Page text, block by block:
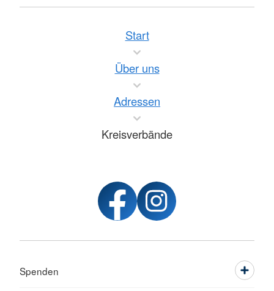
Start
Über uns
Adressen
Kreisverbände
Spenden